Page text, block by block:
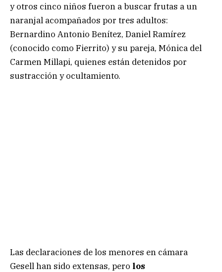
y otros cinco niños fueron a buscar frutas a un
naranjal acompañados por tres adultos:
Bernardino Antonio Benítez, Daniel Ramírez
(conocido como Fierrito) y su pareja, Mónica del
Carmen Millapi, quienes están detenidos por
sustracción y ocultamiento.
Las declaraciones de los menores en cámara
Gesell han sido extensas, pero los